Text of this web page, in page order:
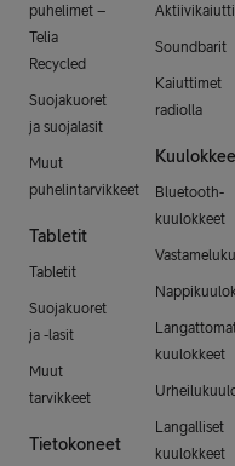
puhelimet –
Telia
Recycled
Suojakuoret
ja suojalasit
Muut
puhelintarvikkeet
Tabletit
Tabletit
Suojakuoret
ja -lasit
Muut
tarvikkeet
Tietokoneet
Soundbarit
Kaiuttimet
radiolla
Bluetooth-
kuulokkeet
kuulokkeet
Langalliset
kuulokkeet